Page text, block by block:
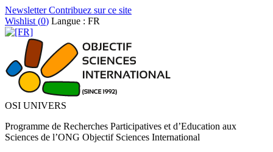
NewsletterContribuez sur ce site
Wishlist (0) Langue : FR
OSI UNIVERS
Programme de Recherches Participatives et d’Education aux
Sciences de l’ONG Objectif Sciences International